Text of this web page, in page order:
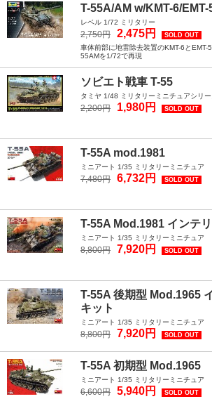
T-55A/AM w/KMT-6/EMT-
レベル 1/72 ミリタリー
2,750円 2,475円 SOLD OUT
車体前部に地雷除去装置のKMT-6とEMT-
55AMを1/72で再現
ソビエト戦車 T-55
タミヤ 1/48 ミリタリーミニチュアシリ
2,200円 1,980円 SOLD OUT
T-55A mod.1981
ミニアート 1/35 ミリタリーミニチュア
7,480円 6,732円 SOLD OUT
T-55A Mod.1981 インテ
ミニアート 1/35 ミリタリーミニチュア
8,800円 7,920円 SOLD OUT
T-55A 後期型 Mod.1965
キット
ミニアート 1/35 ミリタリーミニチュア
8,800円 7,920円 SOLD OUT
T-55A 初期型 Mod.1965
ミニアート 1/35 ミリタリーミニチュア
6,600円 5,940円 SOLD OUT